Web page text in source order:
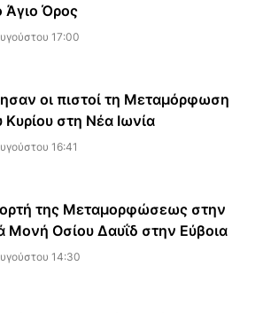
Άγιο Όρος
17:00
οι πιστοί τη Μεταμόρφωση
Κυρίου στη Νέα Ιωνία
16:41
της Μεταμορφώσεως στην
Μονή Οσίου Δαυΐδ στην Εύβοια
14:30